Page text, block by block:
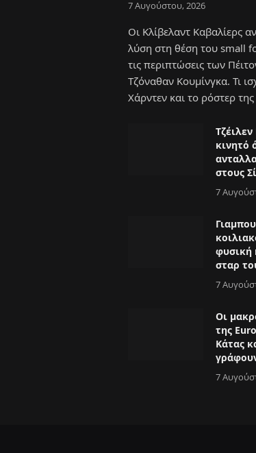
7 Αυγούστου, 2026
Οι Κλίβελαντ Καβαλίερς
λύση στη θέση του small
τις περιπτώσεις των
Τζόναθαν Κουμίνγκα. Τι
Χάρντεν και το ρόστερ
κινητό
στους
7
φυσική
σταρ
7
Οι
της
Κάτας
7